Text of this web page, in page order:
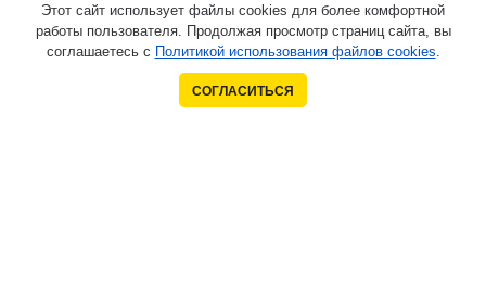
Этот сайт использует файлы cookies для более комфортной
работы пользователя. Продолжая просмотр страниц сайта, вы
соглашаетесь с Политикой использования файлов cookies.
СОГЛАСИТЬСЯ